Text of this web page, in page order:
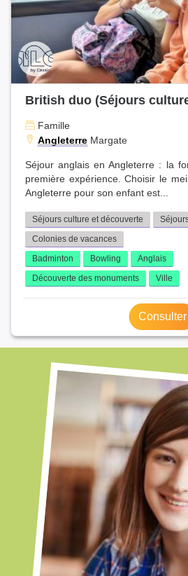
British duo (Séjours
Famille
Angleterre Margate
Séjour anglais en Angleterre : la
première expérience. Choisir le
Angleterre pour son enfant est...
Séjours culture et découverte
Colonies de vacances
Badminton
Bowling
Anglais
Découverte des monuments
Ville
Consulter